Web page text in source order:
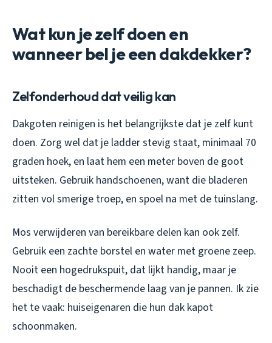
Wat kun je zelf doen en
wanneer bel je een dakdekker?
Zelfonderhoud dat veilig kan
Dakgoten reinigen is het belangrijkste dat je zelf kunt
doen. Zorg wel dat je ladder stevig staat, minimaal 70
graden hoek, en laat hem een meter boven de goot
uitsteken. Gebruik handschoenen, want die bladeren
zitten vol smerige troep, en spoel na met de tuinslang.
Mos verwijderen van bereikbare delen kan ook zelf.
Gebruik een zachte borstel en water met groene zeep.
Nooit een hogedrukspuit, dat lijkt handig, maar je
beschadigt de beschermende laag van je pannen. Ik zie
het te vaak: huiseigenaren die hun dak kapot
schoonmaken.